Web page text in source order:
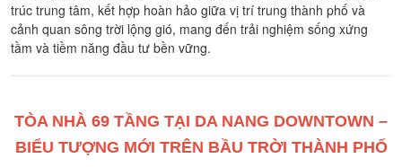
trúc trung tâm, kết hợp hoàn hảo giữa vị trí trung thành phố và
cảnh quan sông trời lộng gió, mang đến trải nghiệm sống xứng
tầm và tiềm năng đầu tư bền vững.
TÒA NHÀ 69 TẦNG TẠI DA NANG DOWNTOWN –
BIỂU TƯỢNG MỚI TRÊN BẦU TRỜI THÀNH PHỐ